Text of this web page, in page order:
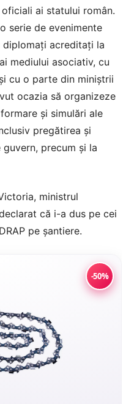
ai statului român.
serie de evenimente
diplomaţi acreditaţi la
mediului asociativ, cu
cu o parte din miniştrii
ocazia să organizeze
şi simulări ale
pregătirea şi
precum şi la
ministrul
că i-a dus pe cei
pe şantiere.
-50%